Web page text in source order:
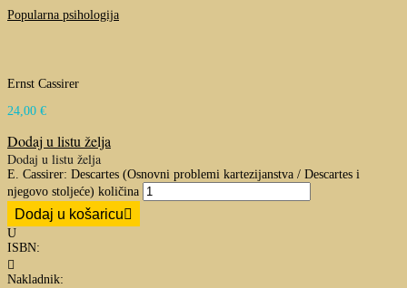
Popularna psihologija
Ernst Cassirer
24,00 €
Dodaj u listu želja
Dodaj u listu želja
E. Cassirer: Descartes (Osnovni problemi kartezijanstva / Descartes i
njegovo stoljeće) količina
Dodaj u košaricu
U
ISBN:

Nakladnik: